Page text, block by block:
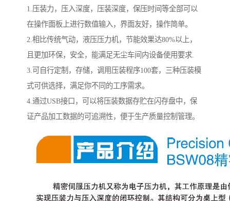
1.压装力，压入深度，压装深度，保压时间等全部可以
在操作面板上进行数值输入，界面友好，操作简单。
2.相比传统气动，液压压力机，节能效果达80%以上，
且更加环保，安全，能满足无尘车间内设备使用要求.
3.可自行定制，存储，调用压装程序100套，三种压装模
式可供选择，满足你不同的工序需求。
4.通过USB接口，可以将压装数据存贮在闪存盘中，保
证产品加工数据的可追溯性，便于生产质量控制管理。